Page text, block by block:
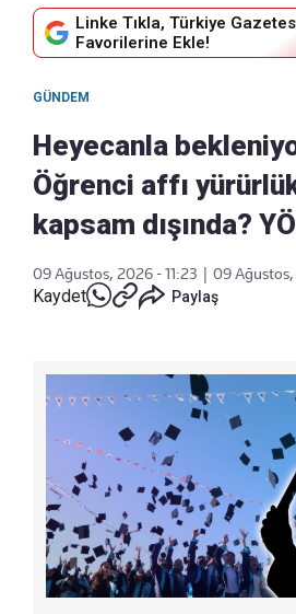
Linke Tıkla, Türkiye
Favorilerine Ekle!
GÜNDEM
Heyecanla
Öğrenci affı
kapsam dışında?
09 Ağustos, 2026 - 11:23 | 09 Ağustos,
Kaydet Paylaş